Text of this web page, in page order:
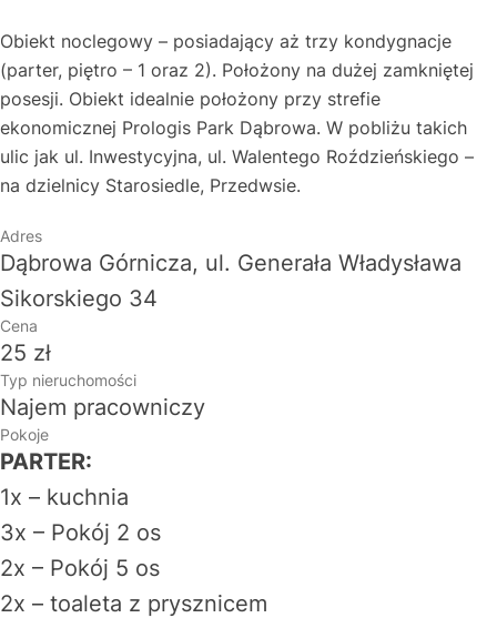
Obiekt noclegowy – posiadający aż trzy kondygnacje
(parter, piętro – 1 oraz 2). Położony na dużej zamkniętej
posesji. Obiekt idealnie położony przy strefie
ekonomicznej Prologis Park Dąbrowa. W pobliżu takich
ulic jak ul. Inwestycyjna, ul. Walentego Roździeńskiego –
na dzielnicy Starosiedle, Przedwsie.
Adres
Dąbrowa Górnicza, ul. Generała Władysława
Sikorskiego 34
Cena
25 zł
Typ nieruchomości
Najem pracowniczy
Pokoje
PARTER:
1x – kuchnia
3x – Pokój 2 os
2x – Pokój 5 os
2x – toaleta z prysznicem